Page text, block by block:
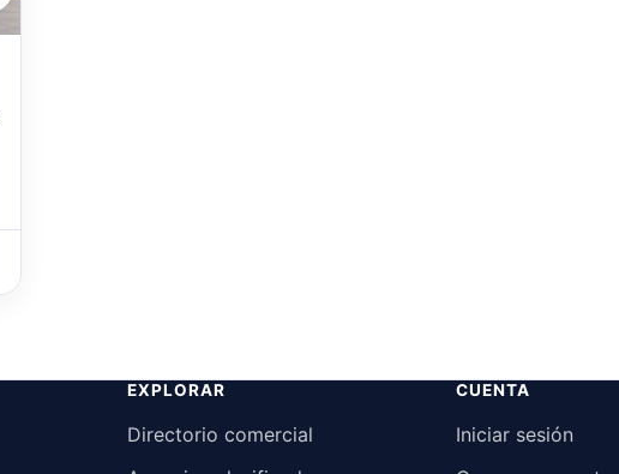
EXPLORAR
Directorio comercial
CUENTA
Iniciar sesión